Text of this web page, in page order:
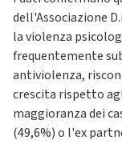
dell'Associazione
la violenza
frequentemente
antiviolenza,
crescita rispetto
maggioranza dei
(49,6%) o l'ex